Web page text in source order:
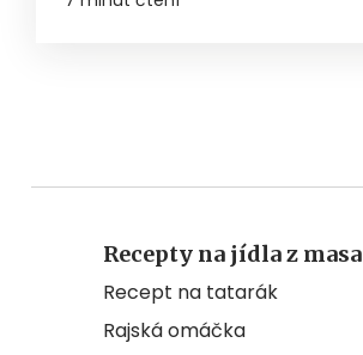
Recepty na jídla z masa
Recept na tatarák
Rajská omáčka